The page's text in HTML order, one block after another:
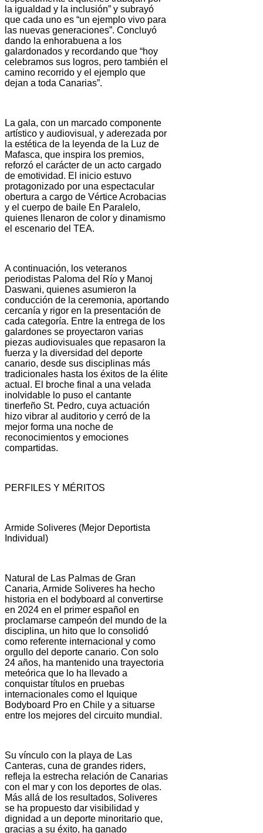
la igualdad y la inclusión” y subrayó
que cada uno es “un ejemplo vivo para
las nuevas generaciones”. Concluyó
dando la enhorabuena a los
galardonados y recordando que “hoy
celebramos sus logros, pero también el
camino recorrido y el ejemplo que
dejan a toda Canarias”.
La gala, con un marcado componente
artístico y audiovisual, y aderezada por
la estética de la leyenda de la Luz de
Mafasca, que inspira los premios,
reforzó el carácter de un acto cargado
de emotividad. El inicio estuvo
protagonizado por una espectacular
obertura a cargo de Vértice Acrobacias
y el cuerpo de baile En Paralelo,
quienes llenaron de color y dinamismo
el escenario del TEA.
A continuación, los veteranos
periodistas Paloma del Río y Manoj
Daswani, quienes asumieron la
conducción de la ceremonia, aportando
cercanía y rigor en la presentación de
cada categoría. Entre la entrega de los
galardones se proyectaron varias
piezas audiovisuales que repasaron la
fuerza y la diversidad del deporte
canario, desde sus disciplinas más
tradicionales hasta los éxitos de la élite
actual. El broche final a una velada
inolvidable lo puso el cantante
tinerfeño St. Pedro, cuya actuación
hizo vibrar al auditorio y cerró de la
mejor forma una noche de
reconocimientos y emociones
compartidas.
PERFILES Y MÉRITOS
Armide Soliveres (Mejor Deportista
Individual)
Natural de Las Palmas de Gran
Canaria, Armide Soliveres ha hecho
historia en el bodyboard al convertirse
en 2024 en el primer español en
proclamarse campeón del mundo de la
disciplina, un hito que lo consolidó
como referente internacional y como
orgullo del deporte canario. Con solo
24 años, ha mantenido una trayectoria
meteórica que lo ha llevado a
conquistar títulos en pruebas
internacionales como el Iquique
Bodyboard Pro en Chile y a situarse
entre los mejores del circuito mundial.
Su vínculo con la playa de Las
Canteras, cuna de grandes riders,
refleja la estrecha relación de Canarias
con el mar y con los deportes de olas.
Más allá de los resultados, Soliveres
se ha propuesto dar visibilidad y
dignidad a un deporte minoritario que,
gracias a su éxito, ha ganado